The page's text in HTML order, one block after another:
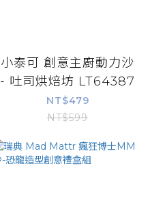
小泰可 創意主廚動力沙
- 吐司烘焙坊 LT64387
NT$479
NT$599